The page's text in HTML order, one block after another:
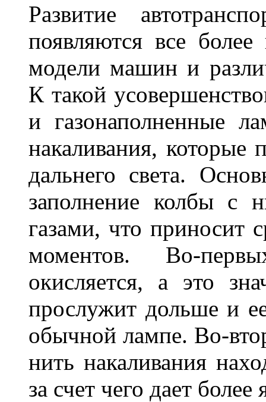
Развитие
появляются все
модели машин и
К такой
и газонаполненные
накаливания,
дальнего света.
заполнение колбы с
газами, что приносит
моментов. Во-
окисляется, а это
прослужит дольше и
обычной лампе. Во-
нить накаливания
за счет чего дает